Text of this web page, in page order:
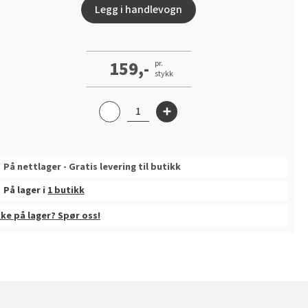
Legg i handlevogn
159,- pr.
stykk
På nettlager - Gratis levering til butikk
På lager i1 butikk
på lager? Spør oss!